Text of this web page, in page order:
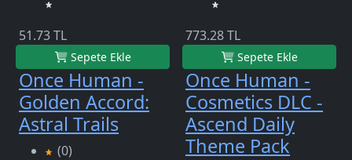
51.73 TL
Sepete Ekle
773.28 TL
Sepete Ekle
Once Human -
Golden Accord:
Astral Trails
(0)
Once Human -
Cosmetics DLC -
Ascend Daily
Theme Pack